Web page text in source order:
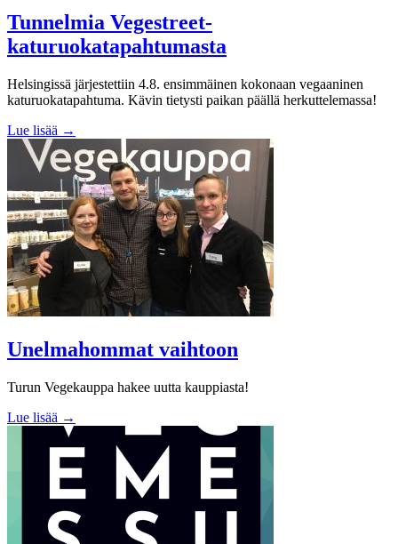
Tunnelmia Vegestreet-
katuruokatapahtumasta
Helsingissä järjestettiin 4.8. ensimmäinen kokonaan vegaaninen
katuruokatapahtuma. Kävin tietysti paikan päällä herkuttelemassa!
Lue lisää →
Unelmahommat vaihtoon
Turun Vegekauppa hakee uutta kauppiasta!
Lue lisää →